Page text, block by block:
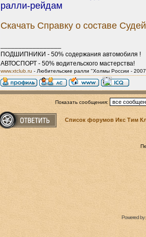
ралли-рейдам
Скачать Справку о составе
ПОДШИПНИКИ - 50% содержания автомобиля !
АВТОСПОРТ - 50% водительского мастерства!
www.xtclub.ru - Любительские ралли "Холмы России -
Показать сообщения:
Список форумов Икс Тим
Powered by